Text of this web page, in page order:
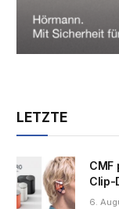
LETZTE
CMF
Clip-
6.